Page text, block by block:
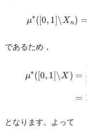
μ∗([0, 1]\Xn) =
であるため，
μ∗([0, 1]\X ) =
=
となります。よって